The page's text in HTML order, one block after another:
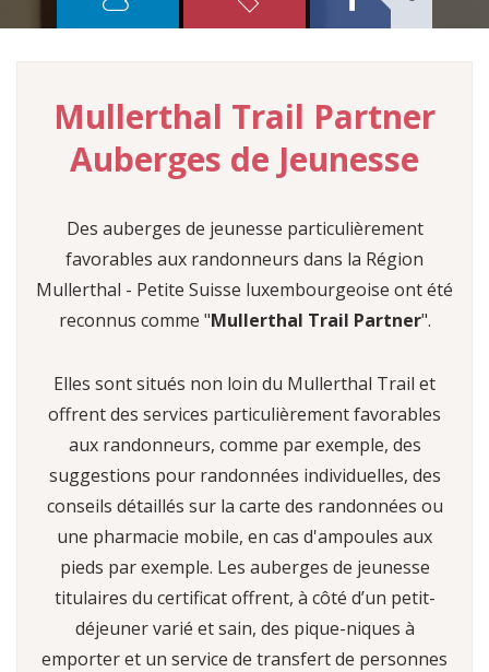
°C
Max :°C
Humidité :
Précipitations :
Mullerthal Trail Partner
Auberges de Jeunesse
Des auberges de jeunesse particulièrement
favorables aux randonneurs dans la Région
Mullerthal - Petite Suisse luxembourgeoise ont été
reconnus comme "Mullerthal Trail Partner".
Elles sont situés non loin du Mullerthal Trail et
offrent des services particulièrement favorables
aux randonneurs, comme par exemple, des
suggestions pour randonnées individuelles, des
conseils détaillés sur la carte des randonnées ou
une pharmacie mobile, en cas d'ampoules aux
pieds par exemple. Les auberges de jeunesse
titulaires du certificat offrent, à côté d’un petit-
déjeuner varié et sain, des pique-niques à
emporter et un service de transfert de personnes